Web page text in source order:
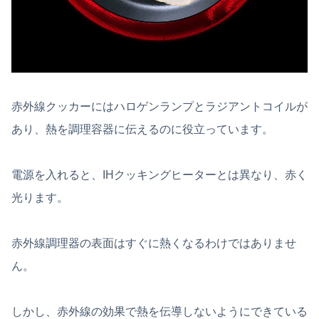
赤外線クッカーにはハロゲンランプとラジアントコイルが
あり、熱を調理容器に伝えるのに役立っています。
電源を入れると、IHクッキングヒーターとは異なり、赤く
光ります。
赤外線調理器の表面はすぐに熱くなるわけではありませ
ん。
しかし、赤外線の効果で熱を伝導しないようにできている